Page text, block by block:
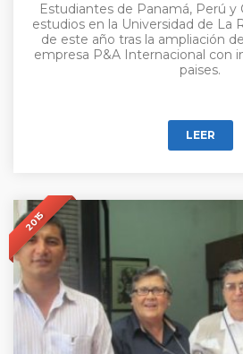
Estudiantes de Panamá, Perú y
estudios en la Universidad de La
de este año tras la ampliación
empresa P&A Internacional con
paises.
LEER
2015